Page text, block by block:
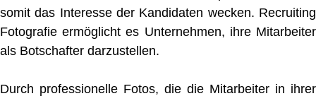
somit das Interesse der Kandidaten wecken. Recruiting
Fotografie ermöglicht es Unternehmen, ihre Mitarbeiter
als Botschafter darzustellen.
Durch professionelle Fotos, die die Mitarbeiter in ihrer